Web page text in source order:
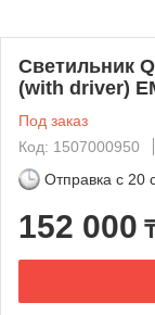
Светильник
(with driver)
Под заказ
Код: 1507000950
Отправка с 20
152 000